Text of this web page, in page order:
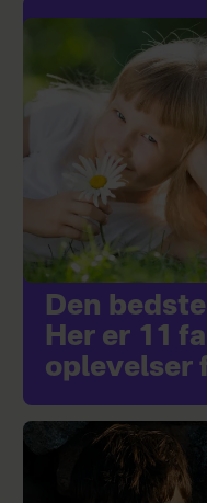
Den
Her er 11
oplevelser